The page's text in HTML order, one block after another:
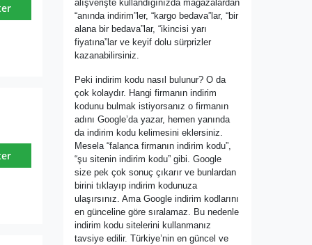
alışverişte kullandığınızda mağazalardan
“anında indirim”ler, “kargo bedava”lar, “bir
alana bir bedava”lar, “ikincisi yarı
fiyatına”lar ve keyif dolu sürprizler
kazanabilirsiniz.
Peki indirim kodu nasıl bulunur? O da
çok kolaydır. Hangi firmanın indirim
kodunu bulmak istiyorsanız o firmanın
adını Google’da yazar, hemen yanında
da indirim kodu kelimesini eklersiniz.
Mesela “falanca firmanın indirim kodu”,
“şu sitenin indirim kodu” gibi. Google
size pek çok sonuç çıkarır ve bunlardan
birini tıklayıp indirim kodunuza
ulaşırsınız. Ama Google indirim kodlarını
en günceline göre sıralamaz. Bu nedenle
indirim kodu sitelerini kullanmanız
tavsiye edilir. Türkiye’nin en güncel ve